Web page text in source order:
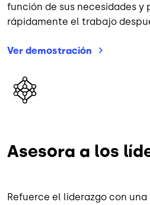
función de sus necesidades y
rápidamente el trabajo
Ver demostración
Imagen
Asesora a los
Refuerce el liderazgo con